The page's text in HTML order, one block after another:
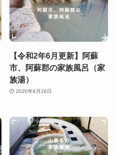
【令和2年6月更新】阿蘇
市、阿蘇郡の家族風呂（家
族湯）
2020年6月16日